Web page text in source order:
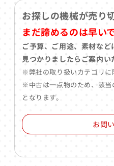
お探しの機械が売り
まだ諦めるのは早いで
ご予算、ご用途、素材な
見つかりましたらご案内い
※弊社の取り扱いカテゴリに
※中古は一点物のため、該
となります。
お問